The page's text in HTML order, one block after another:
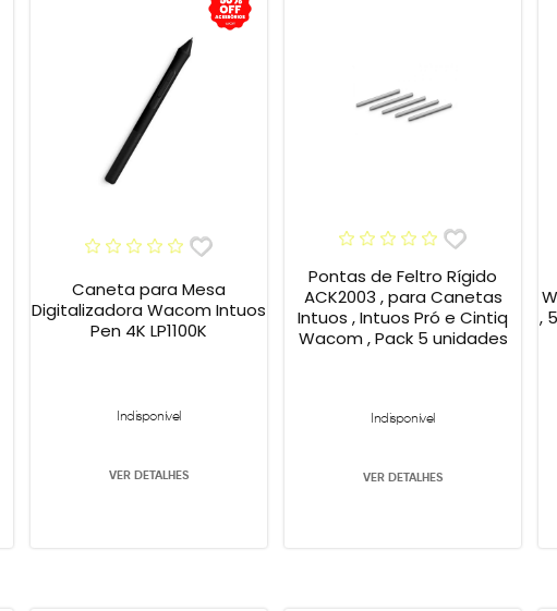
Caneta para Mesa
Digitalizadora Wacom Intuos
Pen 4K LP1100K
Indisponível
VER DETALHES
Pontas de Feltro Rígido
ACK2003 , para Canetas
Intuos , Intuos Pró e Cintiq
Wacom , Pack 5 unidades
Indisponível
VER DETALHES
,